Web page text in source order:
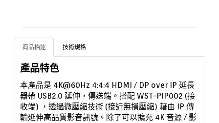
商品描述 技術規格
產品特色
本產品是 4K@60Hz 4:4:4 HDMI / DP over IP 延長
器帶 USB2.0 延伸 ， 傳送端 。 搭配 WST-PIP002 (接
收端) ， 透過微壓縮技術 (接近無損壓縮) 藉由 IP 傳
輸延伸高品質影音訊號 。 除了可以擴充 4K 音源 / 影